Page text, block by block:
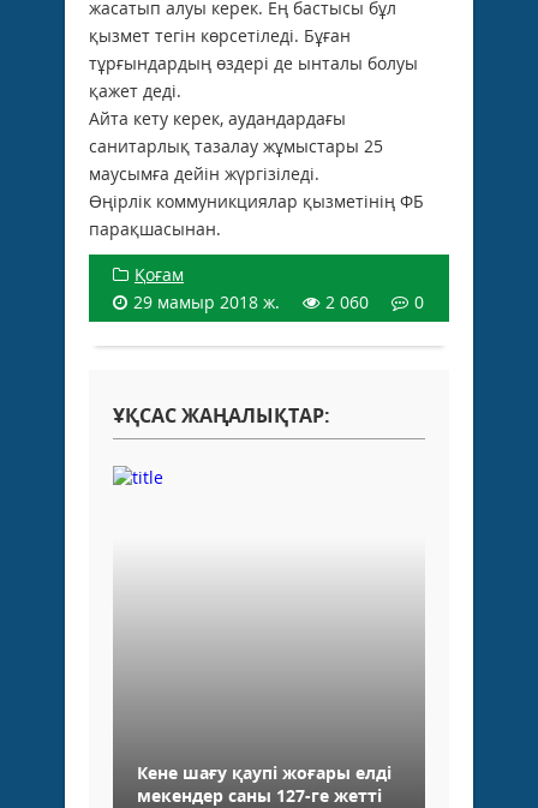
жасатып алуы керек. Ең бастысы бұл
қызмет тегін көрсетіледі. Бұған
тұрғындардың өздері де ынталы болуы
қажет деді.
Айта кету керек, аудандардағы
санитарлық тазалау жұмыстары 25
маусымға дейін жүргізіледі.
Өңірлік коммуникциялар қызметінің ФБ
парақшасынан.
Қоғам
29 мамыр 2018 ж.
2 060 0
ҰҚСАС ЖАҢАЛЫҚТАР:
Кене шағу қаупі жоғары елді
мекендер саны 127-ге жетті